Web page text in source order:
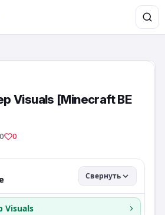
Visuals [Minecraft BE
0 0
Свернуть
Visuals